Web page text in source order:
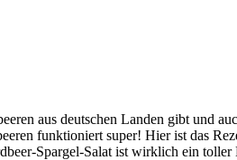
aus deutschen Landen gibt und
funktioniert super! Hier ist das
Spargel-Salat ist wirklich ein